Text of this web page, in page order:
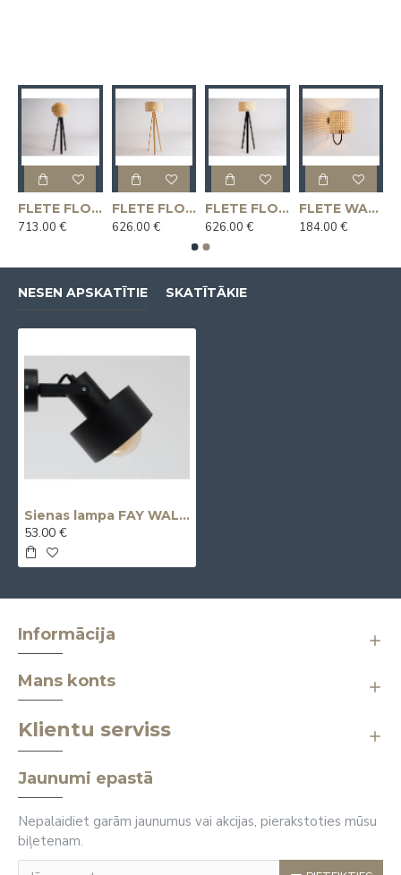
FLETE FLOOR MIX stāvlampa - melna
713.00 €
FLETE FLOOR stāvlampa 50x25 - dabiska
626.00 €
FLETE FLOOR stāvlampa 50x25 - melna
626.00 €
FLETE WALL 20x17 sienas lampa - melna
184.00 €
NESEN APSKATĪTIE SKATĪTĀKIE
Sienas lampa FAY WALL PLUS - melna
53.00 €
Informācija
Mans konts
Klientu serviss
Jaunumi epastā
Nepalaidiet garām jaunumus vai akcijas, pierakstoties mūsu
biļetenam.